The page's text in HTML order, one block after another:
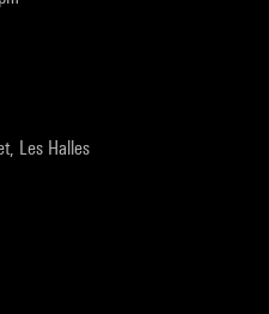
Les Halles